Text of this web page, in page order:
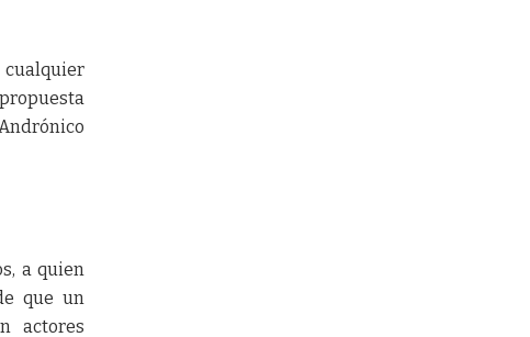
cualquier
a quien
que un
actores